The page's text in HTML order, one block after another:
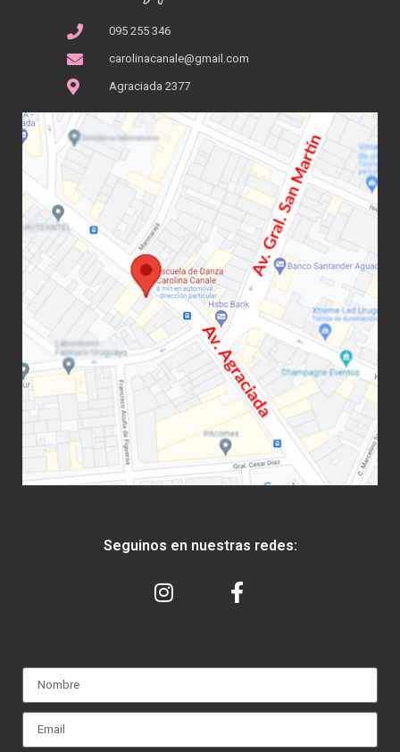
095 255 346
carolinacanale@gmail.com
Agraciada 2377
Seguinos en nuestras redes: